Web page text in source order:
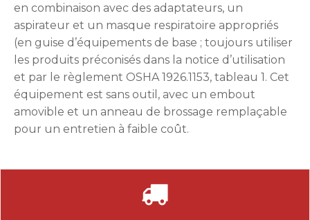
en combinaison avec des adaptateurs, un
aspirateur et un masque respiratoire appropriés
(en guise d’équipements de base ; toujours utiliser
les produits préconisés dans la notice d’utilisation
et par le règlement OSHA 1926.1153, tableau 1. Cet
équipement est sans outil, avec un embout
amovible et un anneau de brossage remplaçable
pour un entretien à faible coût.